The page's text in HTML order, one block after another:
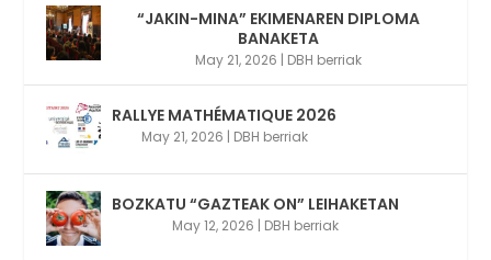
“JAKIN-MINA” EKIMENAREN DIPLOMA
BANAKETA
May 21, 2026 | DBH berriak
RALLYE MATHÉMATIQUE 2026
May 21, 2026 | DBH berriak
BOZKATU “GAZTEAK ON” LEIHAKETAN
May 12, 2026 | DBH berriak